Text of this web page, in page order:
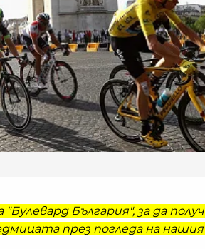
България", за да
през погледа на нашия